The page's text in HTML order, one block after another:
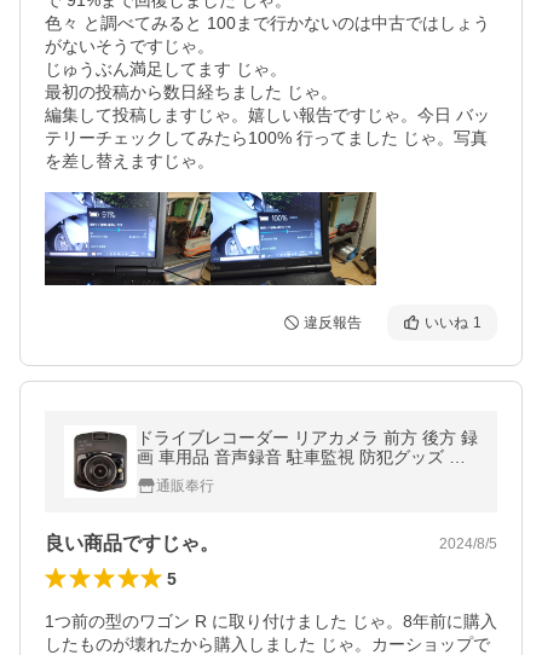
色々 と調べてみると 100まで行かないのは中古ではしょう
がないそうですじゃ。
じゅうぶん満足してます じゃ。
最初の投稿から数日経ちました じゃ。
編集して投稿しますじゃ。嬉しい報告ですじゃ。今日 バッ
テリーチェックしてみたら100% 行ってました じゃ。写真
を差し替えますじゃ。
違反報告 いいね 1
ドライブレコーダー リアカメラ 前方 後方 録
画 車用品 音声録音 駐車監視 防犯グッズ カ
ーアクセサリー リアカメラ付きドライブレ
コーダー 黒
通販奉行
良い商品ですじゃ。 2024/8/5
5
1つ前の型のワゴン R に取り付けました じゃ。8年前に購入
したものが壊れたから購入しました じゃ。カーショップで